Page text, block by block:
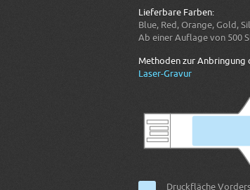
Lieferbare Farben:
Blue, Red, Orange, Gold,
Ab einer Auflage von 500
Methoden zur Anbringung
Laser-Gravur
Druckfläche